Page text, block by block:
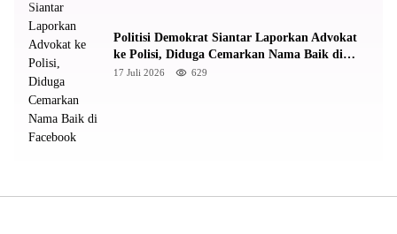
Politisi Demokrat Siantar Laporkan Advokat
ke Polisi, Diduga Cemarkan Nama Baik di
Facebook
17 Juli 2026 629